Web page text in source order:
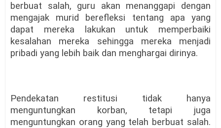
berbuat salah, guru akan menanggapi dengan
mengajak murid berefleksi tentang apa yang
dapat mereka lakukan untuk memperbaiki
kesalahan mereka sehingga mereka menjadi
pribadi yang lebih baik dan menghargai dirinya.
Pendekatan restitusi tidak hanya
menguntungkan korban, tetapi juga
menguntungkan orang yang telah berbuat salah.